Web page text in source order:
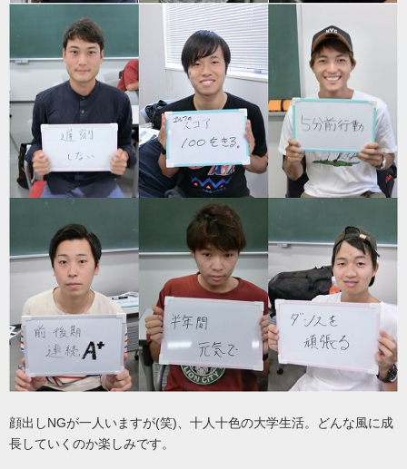
顔出しNGが一人いますが(笑)、十人十色の大学生活。どんな風に成
長していくのか楽しみです。